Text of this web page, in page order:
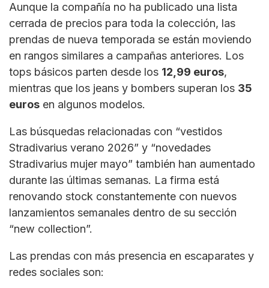
Aunque la compañía no ha publicado una lista
cerrada de precios para toda la colección, las
prendas de nueva temporada se están moviendo
en rangos similares a campañas anteriores. Los
tops básicos parten desde los 12,99 euros,
mientras que los jeans y bombers superan los 35
euros en algunos modelos.
Las búsquedas relacionadas con “vestidos
Stradivarius verano 2026” y “novedades
Stradivarius mujer mayo” también han aumentado
durante las últimas semanas. La firma está
renovando stock constantemente con nuevos
lanzamientos semanales dentro de su sección
“new collection”.
Las prendas con más presencia en escaparates y
redes sociales son: